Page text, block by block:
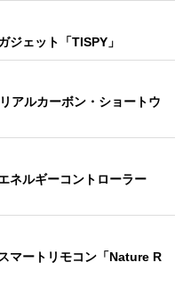
ェット「TISPY」
ルカーボン・ショートウ
ネルギーコントローラー
マートリモコン「Nature R